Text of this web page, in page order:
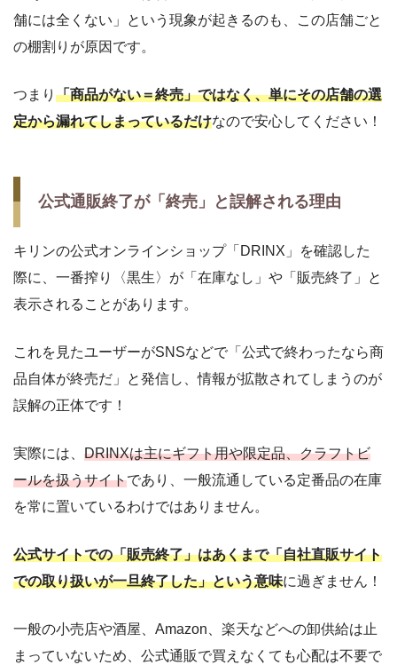
舗には全くない」という現象が起きるのも、この店舗ごと
の棚割りが原因です。
つまり 「商品がない＝終売」ではなく、単にその店舗の選
定から漏れてしまっているだけなので安心してください！
公式通販終了が「終売」と誤解される理由
キリンの公式オンラインショップ「DRINX」を確認した
際に、一番搾り〈黒生〉が「在庫なし」や「販売終了」と
表示されることがあります。
これを見たユーザーがSNSなどで「公式で終わったなら商
品自体が終売だ」と発信し、情報が拡散されてしまうのが
誤解の正体です！
実際には、 DRINXは主にギフト用や限定品、クラフトビ
ールを扱うサイトであり、一般流通している定番品の在庫
を常に置いているわけではありません。
公式サイトでの「販売終了」はあくまで「自社直販サイト
での取り扱いが一旦終了した」という意味に過ぎません！
一般の小売店や酒屋、Amazon、楽天などへの卸供給は止
まっていないため、公式通販で買えなくても心配は不要で